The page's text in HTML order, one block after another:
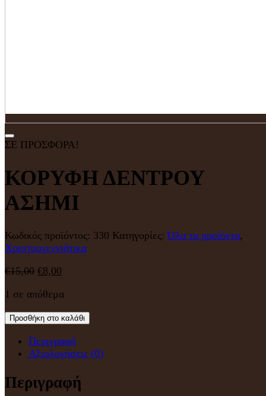
ΣΕ ΠΡΟΣΦΟΡΑ!
ΚΟΡΥΦΗ ΔΕΝΤΡΟΥ
ΑΣΗΜΙ
Κωδικός προϊόντος: 330 Κατηγορίες:Όλα τα προϊόντα,
Χριστουγεννιάτικα
€15,00 €8,00
1 σε απόθεμα
Προσθήκη στο καλάθι
Περιγραφή
Αξιολογήσεις (0)
Περιγραφή